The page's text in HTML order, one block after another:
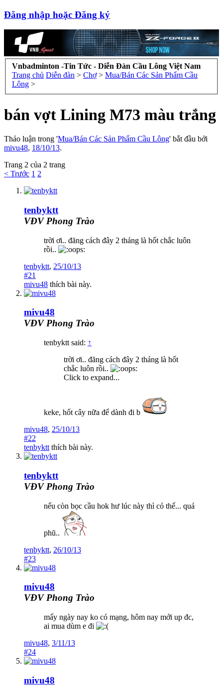
Đăng nhập hoặc Đăng ký
Vnbadminton -Tin Tức - Diễn Đàn Cầu Lông Việt Nam
Trang chủ Diễn đàn > Chợ > Mua/Bán Các Sản Phẩm Cầu
Lông >
bán vợt Lining M73 màu trắng
Thảo luận trong 'Mua/Bán Các Sản Phẩm Cầu Lông' bắt đầu bởi
mivu48, 18/10/13.
Trang 2 của 2 trang
< Trước 1 2
tenbyktt
VĐV Phong Trào
trời ơi.. đăng cách đây 2 tháng là hốt chắc luôn
rồi..
tenbyktt, 25/10/13
#21
mivu48 thích bài này.
mivu48
VĐV Phong Trào
tenbyktt said: ↑
trời ơi.. đăng cách đây 2 tháng là hốt
chắc luôn rồi..
Click to expand...
keke, hốt cây nữa để dành đi b
mivu48, 25/10/13
#22
tenbyktt thích bài này.
tenbyktt
VĐV Phong Trào
nếu còn bọc cầu hok hư lúc này thì có thế... quá
phũ..
tenbyktt, 26/10/13
#23
mivu48
VĐV Phong Trào
mấy ngày nay ko có mạng, hôm nay mới up đc,
ai mua dùm e đi
mivu48, 3/11/13
#24
mivu48